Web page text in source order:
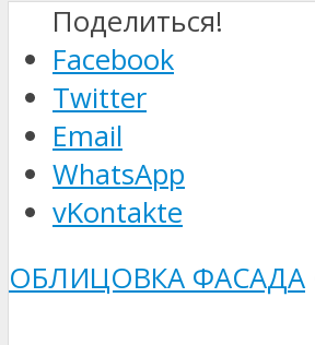
Поделиться!
Facebook
Twitter
Email
WhatsApp
vKontakte
ОБЛИЦОВКА ФАСАДА